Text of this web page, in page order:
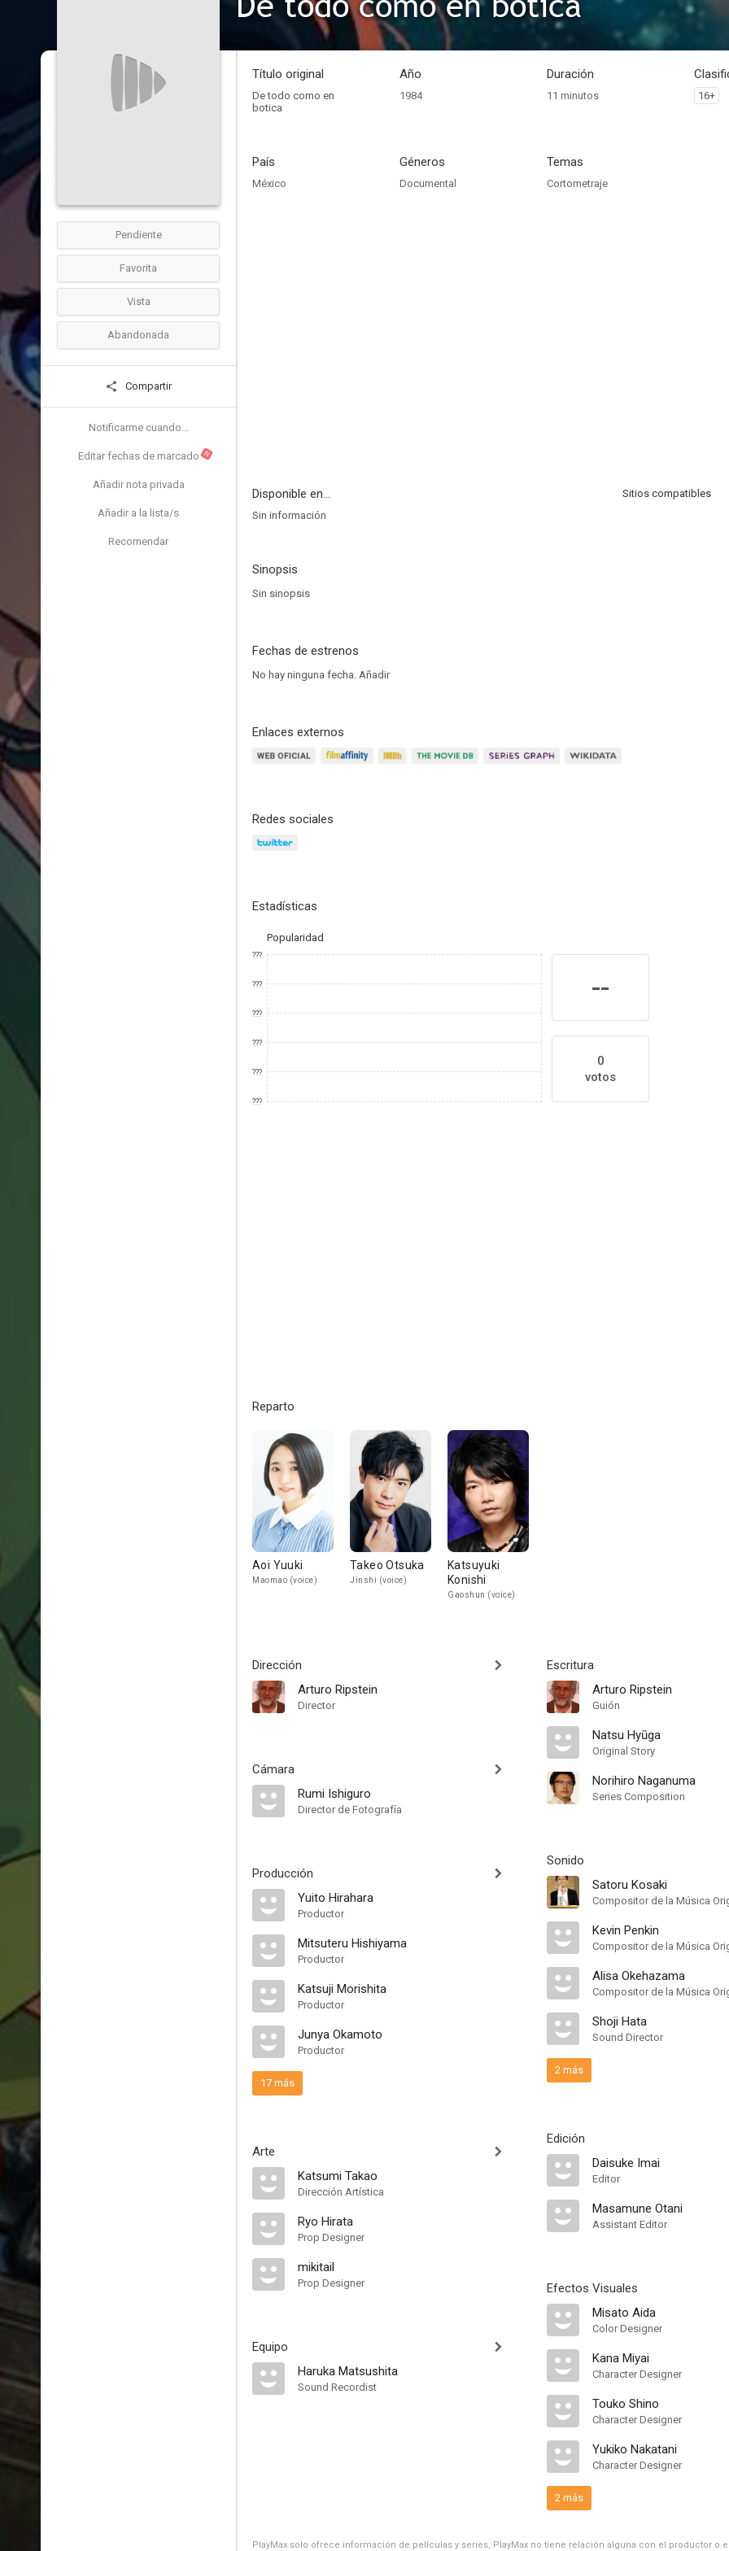
Pendiente
Favorita
Vista
Abandonada
Compartir
Notificarme cuando...
Editar fechas de marcado N
Añadir nota privada
Añadir a la lista/s
Recomendar
Título original
De todo como en
botica
Año
1984
Duración
11 minutos 16+
País
México
Géneros
Documental
Temas
Cortometraje
Disponible en...
Sitios compatibles
Sin información
Sinopsis
Sin sinopsis
Fechas de estrenos
No hay ninguna fecha. Añadir
Enlaces externos
Redes sociales
Estadísticas
Popularidad
???
???
???
???
???
???
--
0
votos
Reparto
Aoi Yuuki
Maomao (voice)
Takeo Otsuka
Jinshi (voice)
Katsuyuki
Konishi
Gaoshun (voice)
Dirección
Arturo Ripstein
Director
Cámara
Rumi Ishiguro
Director de Fotografía
Producción
Yuito Hirahara
Productor
Mitsuteru Hishiyama
Productor
Katsuji Morishita
Productor
Junya Okamoto
Productor
17 más
Arte
Katsumi Takao
Dirección Artística
Ryo Hirata
Prop Designer
mikitail
Prop Designer
Equipo
Haruka Matsushita
Sound Recordist
Escritura
Arturo Ripstein
Guión
Natsu Hyūga
Original Story
Norihiro Naganuma
Series Composition
Sonido
Satoru Kosaki
Compositor de la Música
Kevin Penkin
Compositor de la Música
Alisa Okehazama
Compositor de la Música
Shoji Hata
Sound Director
2 más
Edición
Daisuke Imai
Editor
Masamune Otani
Assistant Editor
Efectos Visuales
Misato Aida
Color Designer
Kana Miyai
Character Designer
Touko Shino
Character Designer
Yukiko Nakatani
Character Designer
2 más
PlayMax solo ofrece información de películas y series, PlayMax no tiene relación alguna con el productor o